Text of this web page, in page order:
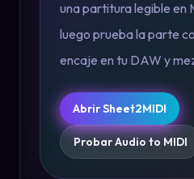
una partitura legible en
luego prueba la parte
encaje en tu DAW y
Abrir Sheet2MIDI
Probar Audio to MIDI